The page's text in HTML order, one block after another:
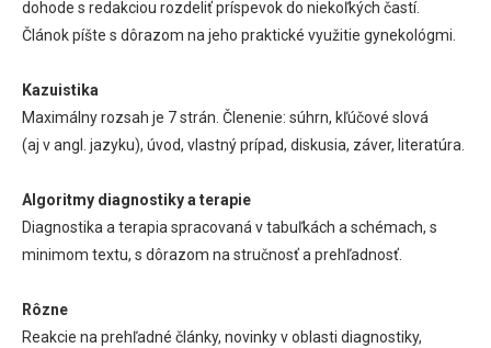
dohode s redakciou rozdeliť príspevok do niekoľkých častí.
Článok píšte s dôrazom na jeho praktické využitie gynekológmi.
Kazuistika
Maximálny rozsah je 7 strán. Členenie: súhrn, kľúčové slová
(aj v angl. jazyku), úvod, vlastný prípad, diskusia, záver, literatúra.
Algoritmy diagnostiky a terapie
Diagnostika a terapia spracovaná v tabuľkách a schémach, s
minimom textu, s dôrazom na stručnosť a prehľadnosť.
Rôzne
Reakcie na prehľadné články, novinky v oblasti diagnostiky,